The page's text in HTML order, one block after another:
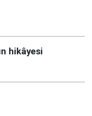
hikâyesi